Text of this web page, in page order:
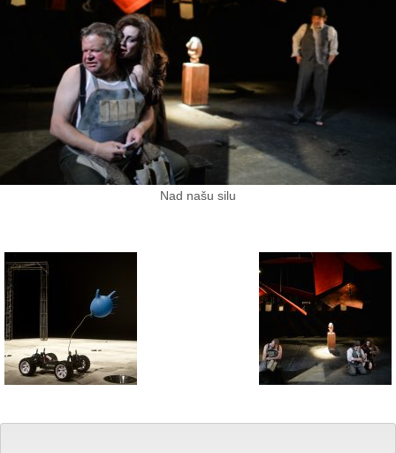
Nad našu silu